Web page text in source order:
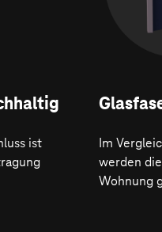
ist
Im
werden
Wohnung